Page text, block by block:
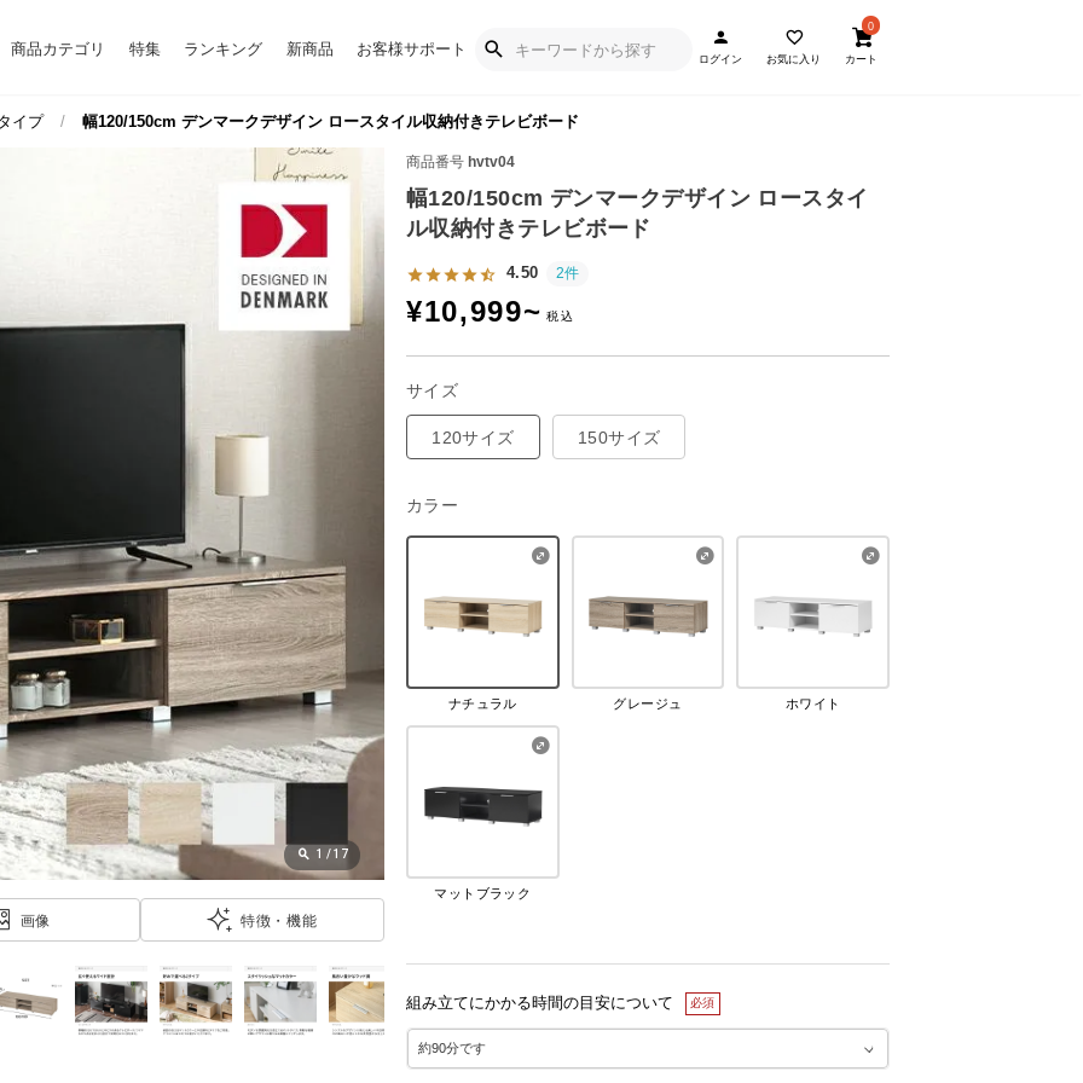
商品カテゴリ 特集 ランキング 新商品 お客様サポート
ログイン お気に入り
0
カート
イプ 幅120/150cm デンマークデザイン ロースタイル収納付きテレビボード
商品番号 hvtv04
幅120/150cm デンマークデザイン ロースタイ
ル収納付きテレビボード
4.50 2件
¥10,999~
サイズ
120サイズ 150サイズ
カラー
ナチュラル グレージュ ホワイト
マットブラック
組み立てにかかる時間の目安について
1 /17
画像 特徴・機能